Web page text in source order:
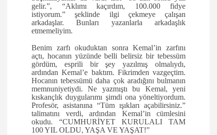
gelir.”, “Aklımı kaçırdım, 100.000 fidye
istiyorum.” şeklinde ilgi çekmeye çalışan
arkadaşlar. Bunları yazanlarla arkadaşlık
etmemeliyim.
Benim zarfı okuduktan sonra Kemal’in zarfını
açtı, hocanın yüzünde belli belirsiz bir tebessüm
gördüm, esprili bir şey yazılmış olmalıydı,
ardından Kemal’e baktım. Fikrimden vazgeçtim.
Hocanın tebessümü daha çok aradığını bulmanın
memnuniyetiydi. Ne yazmıştı bu Kemal, yeni
kıskançlık duygularımı şimdi ona yöneltiyordum.
Profesör, asistanına “Tüm ışıkları açabilirsiniz.”
talimatını verdi, ardından Kemal’in cümlesini
okudu. “CUMHURİYET KURULALI TAM
100 YIL OLDU, YAŞA VE YAŞAT!”